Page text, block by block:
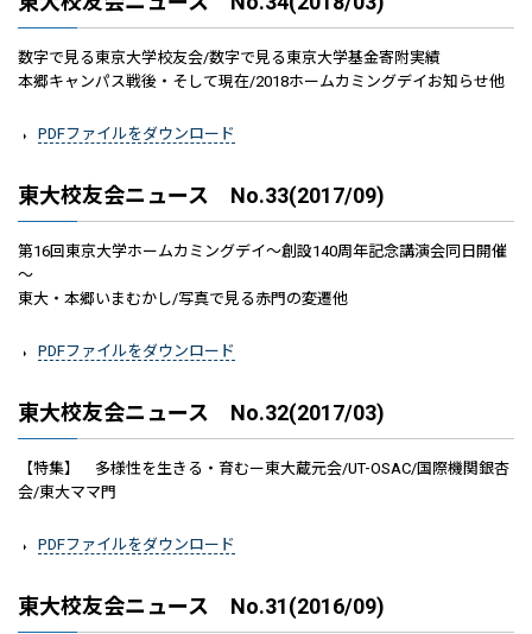
数字で見る東京大学校友会/数字で見る東京大学基金寄附実績
本郷キャンパス戦後・そして現在/2018ホームカミングデイお知らせ他
PDFファイルをダウンロード
東大校友会ニュース No.33(2017/09)
第16回東京大学ホームカミングデイ～創設140周年記念講演会同日開催
～
東大・本郷いまむかし/写真で見る赤門の変遷他
PDFファイルをダウンロード
東大校友会ニュース No.32(2017/03)
【特集】 多様性を生きる・育むー東大蔵元会/UT-OSAC/国際機関銀杏
会/東大ママ門
PDFファイルをダウンロード
東大校友会ニュース No.31(2016/09)